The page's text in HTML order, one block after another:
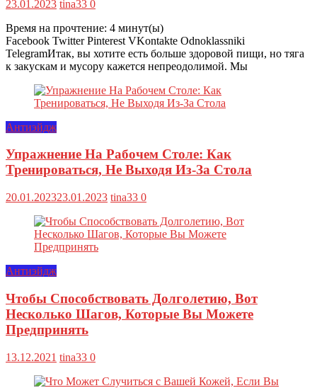
23.01.2023 tina33 0
Время на прочтение: 4 минут(ы)
Facebook Twitter Pinterest VKontakte Odnoklassniki
TelegramИтак, вы хотите есть больше здоровой пищи, но тяга
к закускам и мусору кажется непреодолимой. Мы
Антиэйдж
Упражнение На Рабочем Столе: Как
Тренироваться, Не Выходя Из-За Стола
20.01.202323.01.2023 tina33 0
Антиэйдж
Чтобы Способствовать Долголетию, Вот
Несколько Шагов, Которые Вы Можете
Предпринять
13.12.2021 tina33 0